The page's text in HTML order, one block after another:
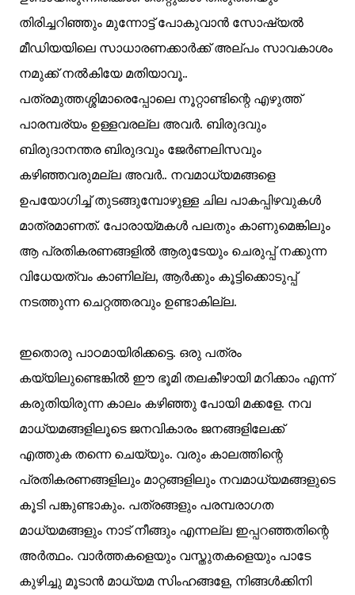
തിരിച്ചറിഞ്ഞും മുന്നോട്ട് പോകുവാൻ സോഷ്യൽ
മീഡിയയിലെ സാധാരണക്കാർക്ക് അല്പം സാവകാശം
നമുക്ക് നൽകിയേ മതിയാവൂ..
പത്രമുത്തശ്ശിമാരെപ്പോലെ നൂറ്റാണ്ടിന്റെ എഴുത്ത്
പാരമ്പര്യം ഉള്ളവരല്ല അവർ. ബിരുദവും
ബിരുദാനന്തര ബിരുദവും ജേർണലിസവും
കഴിഞ്ഞവരുമല്ല അവർ.. നവമാധ്യമങ്ങളെ
ഉപയോഗിച്ച് തുടങ്ങുമ്പോഴുള്ള ചില പാകപ്പിഴവുകൾ
മാത്രമാണത്. പോരായ്മകൾ പലതും കാണുമെങ്കിലും
ആ പ്രതികരണങ്ങളിൽ ആരുടേയും ചെരുപ്പ് നക്കുന്ന
വിധേയത്വം കാണില്ല, ആർക്കും കൂട്ടിക്കൊടുപ്പ്
നടത്തുന്ന ചെറ്റത്തരവും ഉണ്ടാകില്ല.
ഇതൊരു പാഠമായിരിക്കട്ടെ. ഒരു പത്രം
കയ്യിലുണ്ടെങ്കിൽ ഈ ഭൂമി തലകീഴായി മറിക്കാം എന്ന്
കരുതിയിരുന്ന കാലം കഴിഞ്ഞു പോയി മക്കളേ. നവ
മാധ്യമങ്ങളിലൂടെ ജനവികാരം ജനങ്ങളിലേക്ക്
എത്തുക തന്നെ ചെയ്യും. വരും കാലത്തിന്റെ
പ്രതികരണങ്ങളിലും മാറ്റങ്ങളിലും നവമാധ്യമങ്ങളുടെ
കൂടി പങ്കുണ്ടാകും. പത്രങ്ങളും പരമ്പരാഗത
മാധ്യമങ്ങളും നാട് നീങ്ങും എന്നല്ല ഇപ്പറഞ്ഞതിന്റെ
അർത്ഥം. വാർത്തകളെയും വസ്തുതകളെയും പാടേ
കുഴിച്ചു മൂടാൻ മാധ്യമ സിംഹങ്ങളേ, നിങ്ങൾക്കിനി